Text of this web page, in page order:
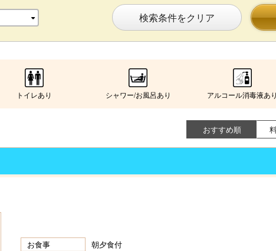
検索条件をクリア
トイレあり シャワー/お風呂あり アルコール消毒液あり
おすすめ順
お食事
朝夕食付